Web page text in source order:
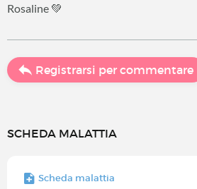
Rosaline 💚
Registrarsi per commentare
SCHEDA MALATTIA
Scheda malattia